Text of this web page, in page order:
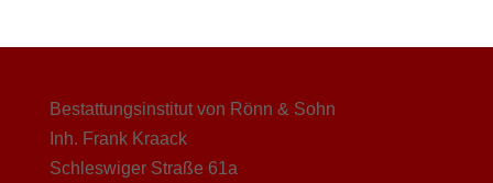
Bestattungsinstitut von Rönn & Sohn
Inh. Frank Kraack
Schleswiger Straße 61a